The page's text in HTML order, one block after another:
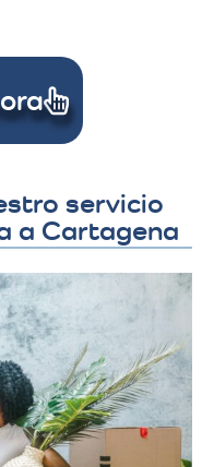
servicio
a Cartagena